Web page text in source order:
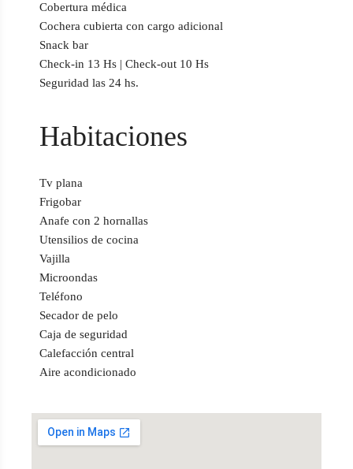
Cobertura médica
Cochera cubierta con cargo adicional
Snack bar
Check-in 13 Hs | Check-out 10 Hs
Seguridad las 24 hs.
Habitaciones
Tv plana
Frigobar
Anafe con 2 hornallas
Utensilios de cocina
Vajilla
Microondas
Teléfono
Secador de pelo
Caja de seguridad
Calefacción central
Aire acondicionado